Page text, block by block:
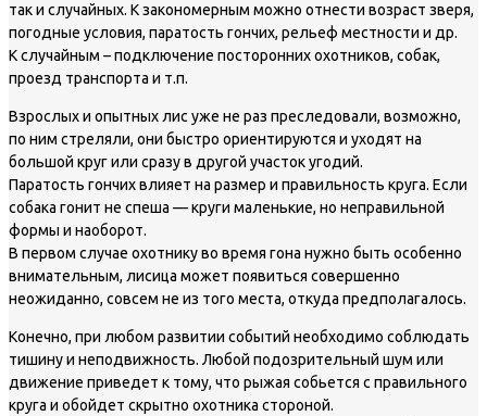
так и случайных. К закономерным можно отнести возраст зверя,
погодные условия, паратость гончих, рельеф местности и др.
К случайным – подключение посторонних охотников, собак,
проезд транспорта и т.п.
Взрослых и опытных лис уже не раз преследовали, возможно,
по ним стреляли, они быстро ориентируются и уходят на
большой круг или сразу в другой участок угодий.
Паратость гончих влияет на размер и правильность круга. Если
собака гонит не спеша — круги маленькие, но неправильной
формы и наоборот.
В первом случае охотнику во время гона нужно быть особенно
внимательным, лисица может появиться совершенно
неожиданно, совсем не из того места, откуда предполагалось.
Конечно, при любом развитии событий необходимо соблюдать
тишину и неподвижность. Любой подозрительный шум или
движение приведет к тому, что рыжая собьется с правильного
круга и обойдет скрытно охотника стороной.